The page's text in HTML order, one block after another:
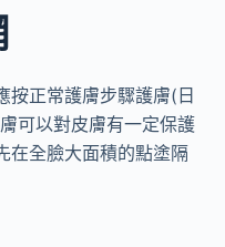
按正常護膚步驟護膚(日
可以對皮膚有一定保護
在全臉大面積的點塗隔